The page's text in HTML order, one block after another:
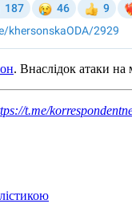
. Внаслідок атаки на
t.me/